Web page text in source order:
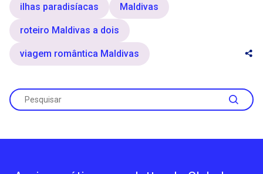
ilhas paradisíacas Maldivas
roteiro Maldivas a dois
viagem romântica Maldivas